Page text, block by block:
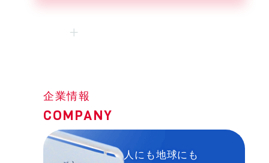
企業情報
COMPANY
人にも地球にも